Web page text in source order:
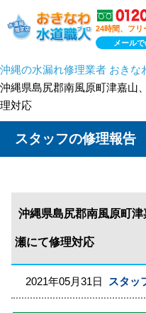
24時間、フリ
メール
沖縄の水漏れ修理業者 おきな
沖縄県島尻郡南風原町津嘉山
理対応
スタッフの修理報告
沖縄県島尻郡南風原町
瀬にて修理対応
2021年05月31日 スタッ